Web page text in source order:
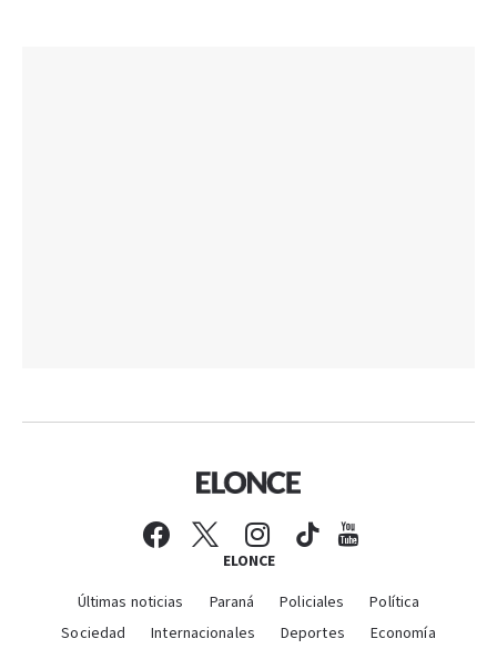
ELONCE
Últimas noticias Paraná Policiales
Política
Sociedad
Internacionales Deportes Economía